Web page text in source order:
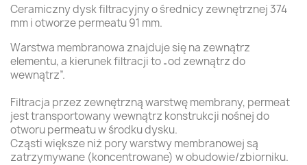
Ceramiczny dysk filtracyjny o średnicy zewnętrznej 374
mm i otworze permeatu 91 mm.
Warstwa membranowa znajduje się na zewnątrz
elementu, a kierunek filtracji to „od zewnątrz do
wewnątrz”.
Filtracja przez zewnętrzną warstwę membrany, permeat
jest transportowany wewnątrz konstrukcji nośnej do
otworu permeatu w środku dysku.
Cząsti większe niż pory warstwy membranowej są
zatrzymywane (koncentrowane) w obudowie/zbiorniku.